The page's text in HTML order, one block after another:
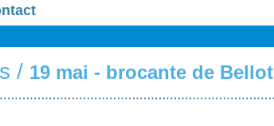
/ 19 mai - brocante de Bellot